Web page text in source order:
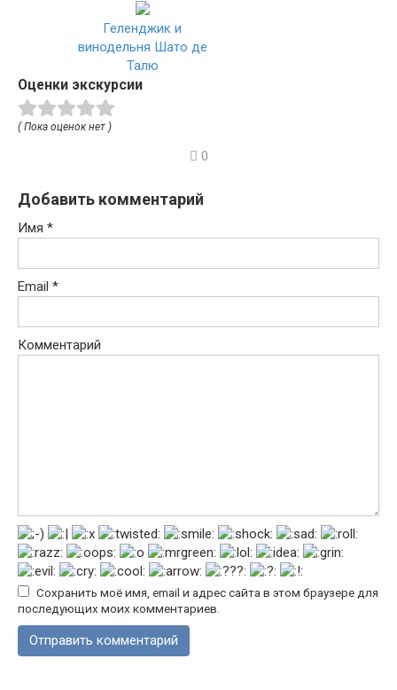
Геленджик и
винодельня Шато де
Талю
Оценки экскурсии
( Пока оценок нет )
0
Добавить комментарий
Имя *
Email *
Комментарий
Сохранить моё имя, email и адрес сайта в этом браузере для
последующих моих комментариев.